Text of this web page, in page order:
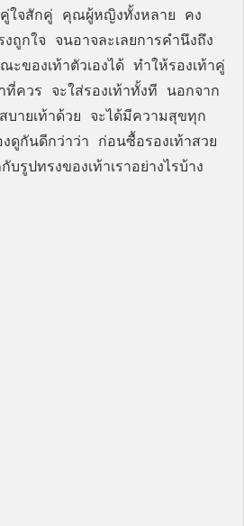
คู่ใจสักคู่ คุณผู้หญิงทั้งหลาย คง
ถูกใจ จนอาจละเลยการคำนึงถึง
ของเท้าตัวเองได้ ทำให้รองเท้าคู่
ที่ควร จะใส่รองเท้าทั้งที นอกจาก
บายเท้าด้วย จะได้มีความสุขทุก
ดูกันดีกว่าว่า ก่อนซื้อรองเท้าสวย
รูปทรงของเท้าเราอย่างไรบ้าง